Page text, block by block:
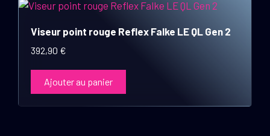
Viseur point rouge Reflex Falke LE QL Gen 2
392,90 €
Ajouter au panier